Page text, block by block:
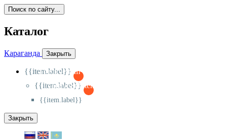
Поиск по сайту...
Каталог
Караганда Закрыть
{{item.label}}
{{activeItem==item.id?'-
{{item.label}}
{{activeSubitem==item.id?'-
{{item.label}}
Закрыть